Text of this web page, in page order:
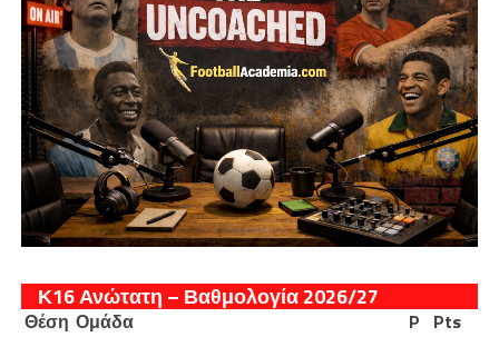
Κ16 Ανώτατη – Βαθμολογία 2026/27
Θέση Ομάδα P Pts